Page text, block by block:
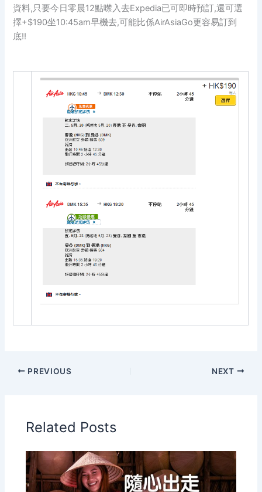
資料,只要今日零晨12點噤入去Expedia已可即時預訂,還可選
擇+$190坐10:45am早機去,可能比係AirAsiaGo更容易訂到
底!!
PREVIOUS NEXT
Related Posts